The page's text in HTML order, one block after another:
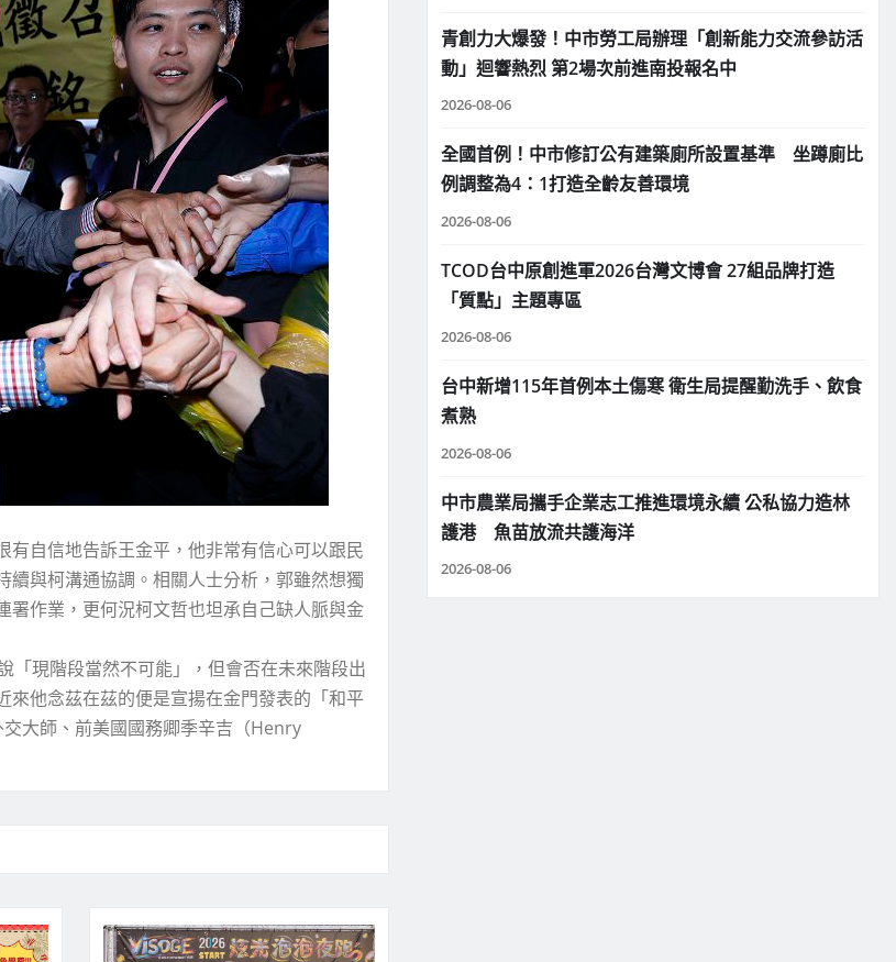
自信地告訴王金平，他非常有信心可以跟民
與柯溝通協調。相關人士分析，郭雖然想獨
作業，更何況柯文哲也坦承自己缺人脈與金
「現階段當然不可能」，但會否在未來階段出
他念茲在茲的便是宣揚在金門發表的「和平
大師、前美國國務卿季辛吉（Henry
青創力大爆發！中市勞工局辦理「創新能力交流參訪活
動」迴響熱烈 第2場次前進南投報名中
2026-08-06
全國首例！中市修訂公有建築廁所設置基準 坐蹲廁比
例調整為4：1打造全齡友善環境
2026-08-06
TCOD台中原創進軍2026台灣文博會 27組品牌打造
「質點」主題專區
2026-08-06
台中新增115年首例本土傷寒 衛生局提醒勤洗手、飲食
煮熟
2026-08-06
中市農業局攜手企業志工推進環境永續 公私協力造林
護港 魚苗放流共護海洋
2026-08-06